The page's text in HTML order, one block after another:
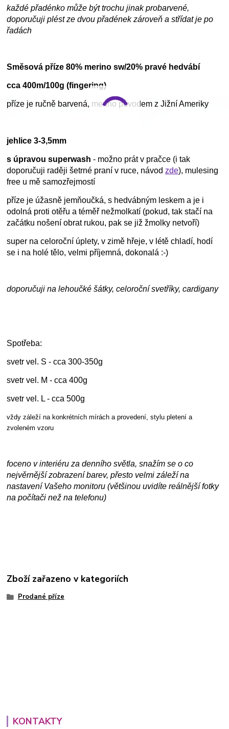
každé přadénko může být trochu jinak probarvené,
doporučuji plést ze dvou přadének zároveň a střídat je po
řadách
Směsová příze 80% merino sw/20% pravé hedvábí
cca 400m/100g (fingering)
příze je ručně barvená, merino původem z Jižní Ameriky
jehlice 3-3,5mm
s úpravou superwash- možno prát v pračce (i tak
doporučuji raději šetrné praní v ruce, návodzde), mulesing
free u mě samozřejmostí
příze je úžasně jemňoučká, s hedvábným leskem a je i
odolná proti otěřu a téměř nežmolkatí (pokud, tak stačí na
začátku nošení obrat rukou, pak se již žmolky netvoří)
super na celoroční úplety, v zimě hřeje, v létě chladí, hodí
se i na holé tělo, velmi příjemná, dokonalá :-)
doporučuji na lehoučké šátky, celoroční svetříky, cardigany
Spotřeba:
svetr vel. S - cca 300-350g
svetr vel. M - cca 400g
svetr vel. L - cca 500g
vždy záleží na konkrétních mírách a provedení, stylu pletení a
zvoleném vzoru
foceno v interiéru za denního světla, snažím se o co
nejvěrnější zobrazení barev, přesto velmi záleží na
nastavení Vašeho monitoru (většinou uvidíte reálnější fotky
na počítači než na telefonu)
Zboží zařazeno v kategoriích
Prodané příze
KONTAKTY